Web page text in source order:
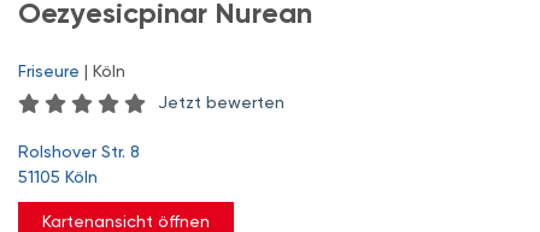
Oezyesicpinar Nurean
Friseure | Köln
Jetzt bewerten
Rolshover Str. 8
51105 Köln
Kartenansicht öffnen